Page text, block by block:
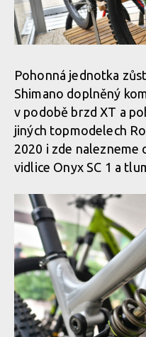
Pohonná jednotka
Shimano doplněný
v podobě brzd XT a
jiných topmodelech
2020 i zde nalezneme
vidlice Onyx SC 1 a